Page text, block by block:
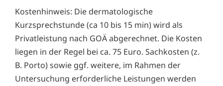
Kostenhinweis: Die dermatologische
Kurzsprechstunde (ca 10 bis 15 min) wird als
Privatleistung nach GOÄ abgerechnet. Die Kosten
liegen in der Regel bei ca. 75 Euro. Sachkosten (z.
B. Porto) sowie ggf. weitere, im Rahmen der
Untersuchung erforderliche Leistungen werden